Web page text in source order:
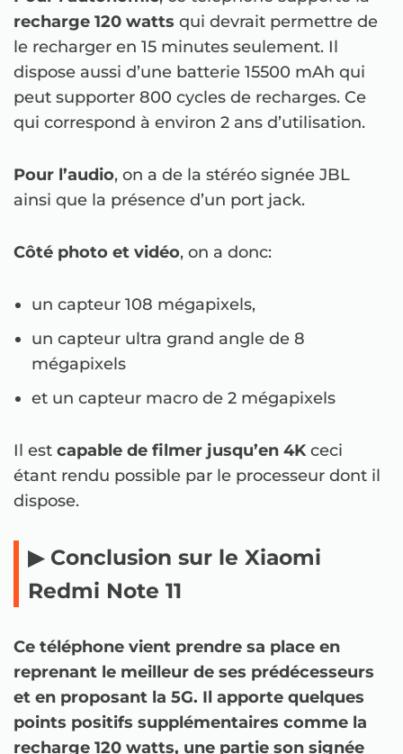
recharge 120 watts qui devrait permettre de
le recharger en 15 minutes seulement. Il
dispose aussi d’une batterie 15500 mAh qui
peut supporter 800 cycles de recharges. Ce
qui correspond à environ 2 ans d’utilisation.
Pour l’audio, on a de la stéréo signée JBL
ainsi que la présence d’un port jack.
Côté photo et vidéo, on a donc:
un capteur 108 mégapixels,
un capteur ultra grand angle de 8
mégapixels
et un capteur macro de 2 mégapixels
Il est capable de filmer jusqu’en 4Kceci
étant rendu possible par le processeur dont il
dispose.
▶ Conclusion sur le Xiaomi
Redmi Note 11
Ce téléphone vient prendre sa place en
reprenant le meilleur de ses prédécesseurs
et en proposant la 5G. Il apporte quelques
points positifs supplémentaires comme la
recharge 120 watts, une partie son signée